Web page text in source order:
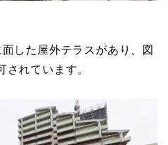
した屋外テラスがあり、図
れています。